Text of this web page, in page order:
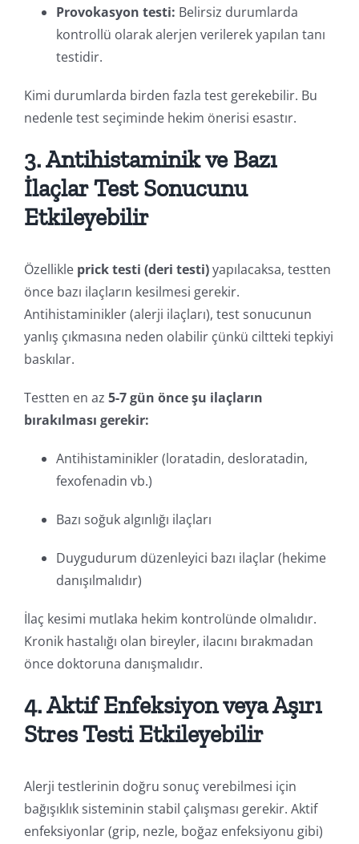
Provokasyon testi: Belirsiz durumlarda
kontrollü olarak alerjen verilerek yapılan tanı
testidir.
Kimi durumlarda birden fazla test gerekebilir. Bu
nedenle test seçiminde hekim önerisi esastır.
3. Antihistaminik ve Bazı
İlaçlar Test Sonucunu
Etkileyebilir
Özellikle prick testi (deri testi)yapılacaksa, testten
önce bazı ilaçların kesilmesi gerekir.
Antihistaminikler (alerji ilaçları), test sonucunun
yanlış çıkmasına neden olabilir çünkü ciltteki tepkiyi
baskılar.
Testten en az 5-7 gün önce şu ilaçların
bırakılması gerekir:
Antihistaminikler (loratadin, desloratadin,
fexofenadin vb.)
Bazı soğuk algınlığı ilaçları
Duygudurum düzenleyici bazı ilaçlar (hekime
danışılmalıdır)
İlaç kesimi mutlaka hekim kontrolünde olmalıdır.
Kronik hastalığı olan bireyler, ilacını bırakmadan
önce doktoruna danışmalıdır.
4. Aktif Enfeksiyon veya Aşırı
Stres Testi Etkileyebilir
Alerji testlerinin doğru sonuç verebilmesi için
bağışıklık sisteminin stabil çalışması gerekir. Aktif
enfeksiyonlar (grip, nezle, boğaz enfeksiyonu gibi)